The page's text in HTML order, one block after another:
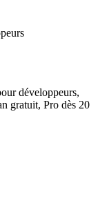
développeurs,
gratuit, Pro dès 20